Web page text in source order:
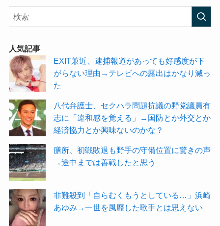
人気記事
EXIT兼近、逮捕報道があっても好感度が下
がらない理由→テレビへの露出はかなり減っ
た
八代弁護士、セクハラ問題抗議の野党議員有
志に「違和感を覚える」→国防とか外交とか
経済協力とか興味ないのかな？
膳所、初戦敗退も野手の守備位置に驚きの声
→途中までは善戦したと思う
非難殺到「自らむくもうとしている…」浜崎
あゆみ→一世を風靡した歌手とは思えない